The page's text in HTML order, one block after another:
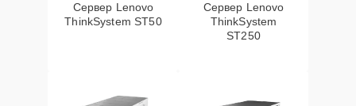
Сервер Lenovo
ThinkSystem ST50
Сервер Lenovo
ThinkSystem
ST250